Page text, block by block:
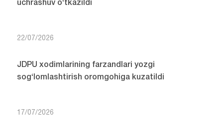
uchrashuv o‘tkazildi
22/07/2026
JDPU xodimlarining farzandlari yozgi
sog‘lomlashtirish oromgohiga kuzatildi
17/07/2026